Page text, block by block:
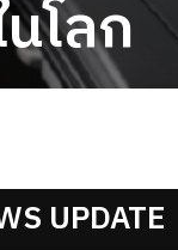
โลก
UPDATE